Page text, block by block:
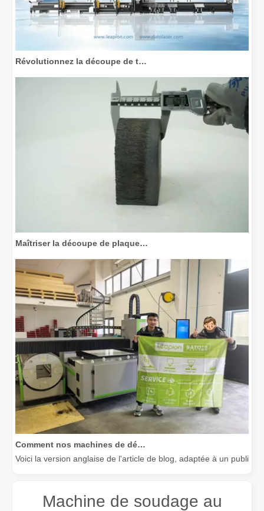
Voici la version anglaise de l'article de blog, adaptée à un public
Machine de soudage au